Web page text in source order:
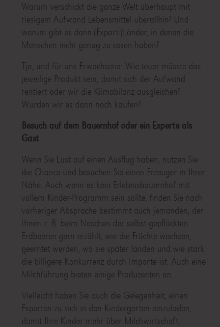
Warum verschickt die ganze Welt überhaupt mit
riesigem Aufwand Lebensmittel überallhin? Und
warum gibt es dann (Export-)Länder, in denen die
Menschen nicht genug zu essen haben?
Tja, und für uns Erwachsene: Wie teuer müsste das
jeweilige Produkt sein, damit sich der Aufwand
rentiert oder wir die Klimabilanz ausgleichen?
Würden wir es dann noch kaufen?
Besuch auf dem Bauernhof oder ein Experte als
Gast
Wenn Sie Lust auf einen Ausflug haben, nutzen Sie
die Chance und besuchen Sie einen Erzeuger in Ihrer
Nähe. Auch wenn es kein Erlebnisbauernhof mit
vollem Kinder-Programm sein sollte, finden Sie nach
vorheriger Absprache bestimmt auch jemanden, der
Ihnen z. B. beim Naschen der selbst gepflückten
Erdbeeren gern erzählt, wie die Früchte wachsen,
geerntet werden, wo sie später landen und wie stark
die billigere Konkurrenz durch Importe ist. Auch eine
Milchführung bieten einige Produzenten an.
Vielleicht haben Sie auch die Gelegenheit, einen
Experten zu sich in den Kindergarten einzuladen,
damit Ihre Kinder mehr über Milchwirtschaft,